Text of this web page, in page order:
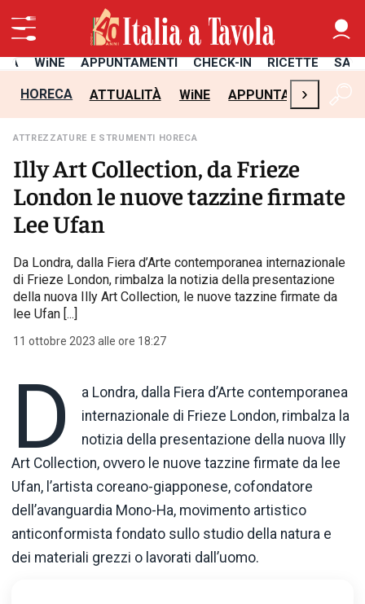
WiNE APPUNTAMENTI CHECK-IN RICETTE
HORECA ATTUALITÀ WiNE APPUNTAMENTI
›
ATTREZZATURE E STRUMENTI HORECA
Illy Art Collection, da Frieze
London le nuove tazzine firmate
Lee Ufan
Da Londra, dalla Fiera d’Arte contemporanea internazionale
di Frieze London, rimbalza la notizia della presentazione
della nuova Illy Art Collection, le nuove tazzine firmate da
lee Ufan [...]
11 ottobre 2023 alle ore 18:27
D
a Londra, dalla Fiera d’Arte contemporanea
internazionale di Frieze London, rimbalza la
notizia della presentazione della nuova Illy
Art Collection, ovvero le nuove tazzine firmate da lee
Ufan, l’artista coreano-giapponese, cofondatore
dell’avanguardia Mono-Ha, movimento artistico
anticonformista fondato sullo studio della natura e
dei materiali grezzi o lavorati dall’uomo.